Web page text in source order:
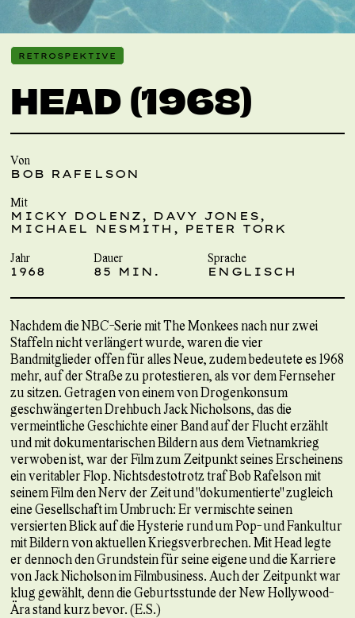
RETROSPEKTIVE
HEAD (1968)
Von
BOB RAFELSON
Mit
MICKY DOLENZ, DAVY JONES,
MICHAEL NESMITH, PETER TORK
Jahr
1968
Dauer
85 MIN.
Sprache
ENGLISCH
Nachdem die NBC-Serie mit The Monkees nach nur zwei
Staffeln nicht verlängert wurde, waren die vier
Bandmitglieder offen für alles Neue, zudem bedeutete es 1968
mehr, auf der Straße zu protestieren, als vor dem Fernseher
zu sitzen. Getragen von einem von Drogenkonsum
geschwängerten Drehbuch Jack Nicholsons, das die
vermeintliche Geschichte einer Band auf der Flucht erzählt
und mit dokumentarischen Bildern aus dem Vietnamkrieg
verwoben ist, war der Film zum Zeitpunkt seines Erscheinens
ein veritabler Flop. Nichtsdestotrotz traf Bob Rafelson mit
seinem Film den Nerv der Zeit und "dokumentierte" zugleich
eine Gesellschaft im Umbruch: Er vermischte seinen
versierten Blick auf die Hysterie rund um Pop- und Fankultur
mit Bildern von aktuellen Kriegsverbrechen. Mit Head legte
er dennoch den Grundstein für seine eigene und die Karriere
von Jack Nicholson im Filmbusiness. Auch der Zeitpunkt war
klug gewählt, denn die Geburtsstunde der New Hollywood-
Ära stand kurz bevor. (E.S.)